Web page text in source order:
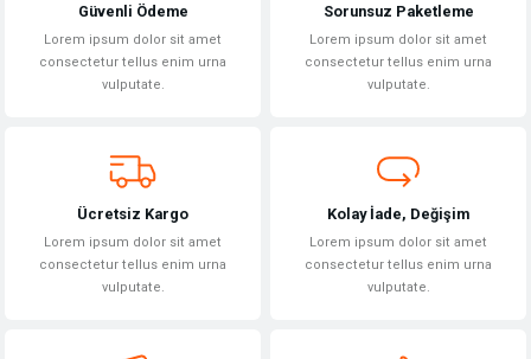
Ürün açıklamasında eksik bilgiler bulunuyor.
Ürün bilgilerinde hatalar bulunuyor.
Bu ürüne benzer farklı alternatifler olmalı.
Güvenli Ödeme
Lorem ipsum dolor sit amet
consectetur tellus enim urna
vulputate.
Sorunsuz Paketleme
Lorem ipsum dolor sit amet
consectetur tellus enim urna
vulputate.
Ücretsiz Kargo
Lorem ipsum dolor sit amet
consectetur tellus enim urna
vulputate.
Kolay İade, Değişim
Lorem ipsum dolor sit amet
consectetur tellus enim urna
vulputate.